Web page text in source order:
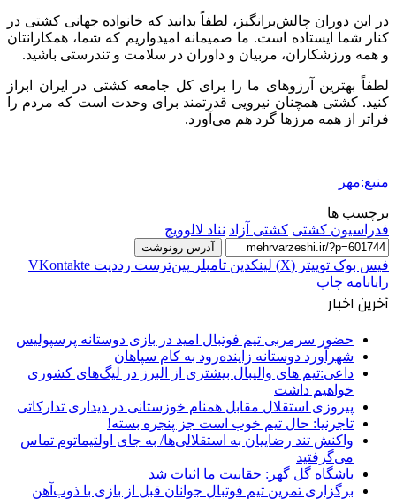
در این دوران چالش‌برانگیز، لطفاً بدانید که خانواده جهانی کشتی در
کنار شما ایستاده است. ما صمیمانه امیدواریم که شما، همکارانتان
و همه ورزشکاران، مربیان و داوران در سلامت و تندرستی باشید.
لطفاً بهترین آرزوهای ما را برای کل جامعه کشتی در ایران ابراز
کنید. کشتی همچنان نیرویی قدرتمند برای وحدت است که مردم را
فراتر از همه مرزها گرد هم می‌آورد.
منبع:مهر
برچسب ها
فدراسیون کشتی کشتی آزاد نناد لالوویچ
آدرس رونوشت
فیس بوک توییتر (X) لینکدین ‫تامبلر ‫پین‌ترست ‫رددیت ‫VKontakte
رایانامه چاپ
آخرین اخبار
حضور سرمربی تیم فوتبال امید در بازی دوستانه پرسپولیس
شهرآورد دوستانه زاینده‌رود به کام سپاهان
داعی:تیم های والیبال بیشتری از البرز در لیگ‌های کشوری
خواهیم داشت
پیروزی استقلال مقابل همنام خوزستانی در دیداری تدارکاتی
تاجرنیا: حال تیم خوب است جز پنجره بسته!
واکنش تند رضاییان به استقلالی‌ها/ به جای اولتیماتوم تماس
می‌گرفتید
باشگاه گل گهر: حقانیت ما اثبات شد
برگزاری تمرین تیم فوتبال جوانان قبل از بازی با ذوب‌آهن